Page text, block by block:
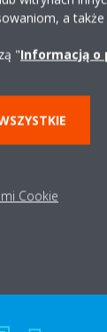
a
"Informacją o
Cookie